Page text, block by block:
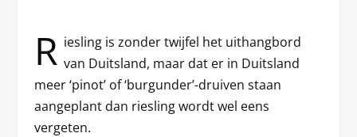
R iesling is zonder twijfel het uithangbord
van Duitsland, maar dat er in Duitsland
meer ‘pinot’ of ‘burgunder’-druiven staan
aangeplant dan riesling wordt wel eens
vergeten.